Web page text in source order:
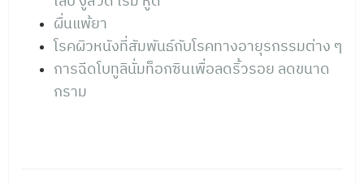
ผื่นแพ้ยา
โรคผิวหนังที่สัมพันธ์กับโรคทางอายุรกรรมต่าง ๆ
การฉีดโบทูลินั่มท็อกซินเพื่อลดริ้วรอย ลดขนาด
กราม